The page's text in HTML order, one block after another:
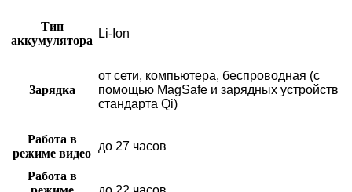
Тип
аккумулятора
Li-Ion
Зарядка
от сети, компьютера, беспроводная (с
помощью MagSafe и зарядных устройств
стандарта Qi)
Работа в
режиме видео
до 27 часов
Работа в